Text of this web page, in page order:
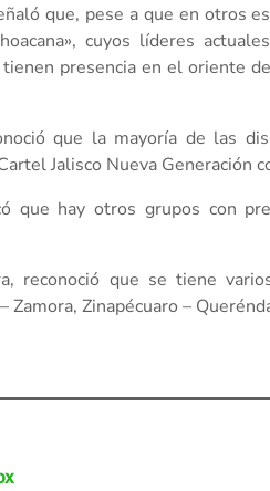
que, pese a que en otros
cuyos líderes
tienen presencia en el oriente
que la mayoría de las
Jalisco Nueva Generación
que hay otros grupos con
reconoció que se tiene
Zamora, Zinapécuaro –